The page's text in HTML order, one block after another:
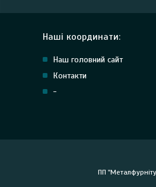
Наші координати:
Наш головний сайт
Контакти
-